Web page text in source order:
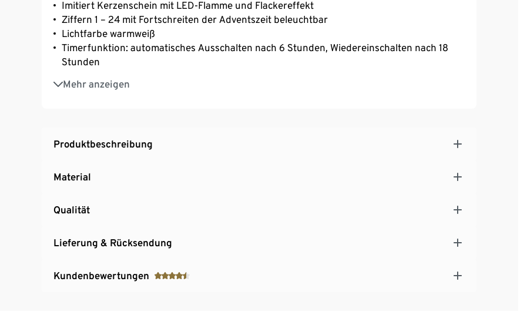
Imitiert Kerzenschein mit LED-Flamme und Flackereffekt
Ziffern 1 – 24 mit Fortschreiten der Adventszeit beleuchtbar
Lichtfarbe warmweiß
Timerfunktion: automatisches Ausschalten nach 6 Stunden, Wiedereinschalten nach 18
Stunden
Mehr anzeigen
Inkl. Fernbedienung
Batteriebetrieben – Leuchtdauer mit einem Satz Batterien ca. 230 Stunden
Produktbeschreibung
Material
Qualität
Lieferung & Rücksendung
Kundenbewertungen